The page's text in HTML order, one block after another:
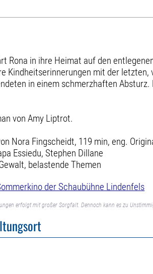
Rona in ihre Heimat auf den
Kindheitserinnerungen mit der
in einem schmerzhaften
von Amy Liptrot.
Nora Fingscheidt, 119 min, eng.
Essiedu, Stephen Dillane
belastende Themen
der Schaubühne Lindenfels
erfolgt mit großer Sorgfalt. Dennoch kann es zu